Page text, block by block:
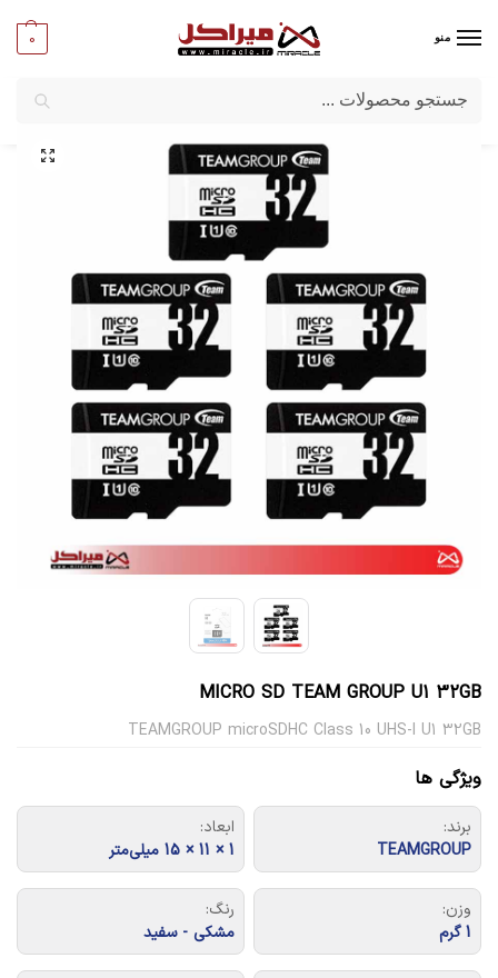
منو 0
میراکل/تبلت و موبایل/لوازم جانبی موبایل وتبلت
MICRO SD TEAM GROUP U1 32GB
TEAMGROUP microSDHC Class 10 UHS-I U1 32GB
ویژگی ها
برند:
TEAMGROUP
ابعاد:
1 × 11 × 15 میلی‌متر
وزن:
1 گرم
رنگ:
مشکی - سفید